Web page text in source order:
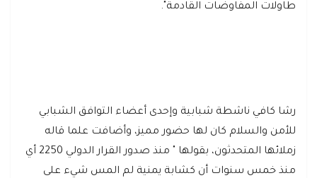
طاولات المفاوضات القادمة".
رشا كافي ناشطة شبابية وإحدى أعضاء التوافق الشبابي
للأمن والسلام كان لها حضور مميز، وأضافت علما قاله
زملائها المتحدثون، بقولها " منذ صدور القرار الدولي 2250 أي
منذ خمس سنوات أن كشابة يمنية لم المس شيء على